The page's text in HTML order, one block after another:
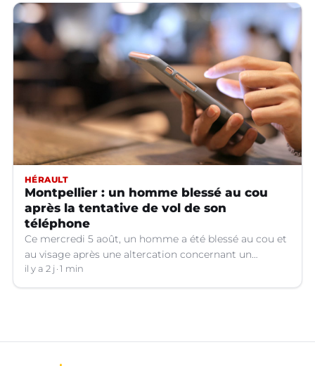
HÉRAULT
Montpellier : un homme blessé au cou
après la tentative de vol de son
téléphone
Ce mercredi 5 août, un homme a été blessé au cou et
au visage après une altercation concernant un
téléphone portable à Montpellier (Hérault).
il y a 2 j 1 min